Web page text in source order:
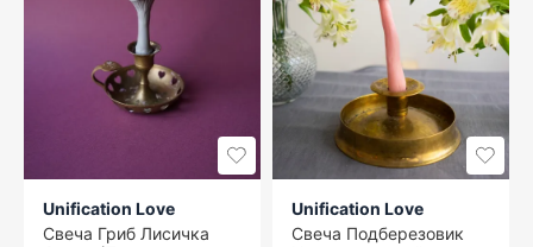
Unification Love
Свеча Гриб Лисичка
Unification Love
Свеча Подберезовик